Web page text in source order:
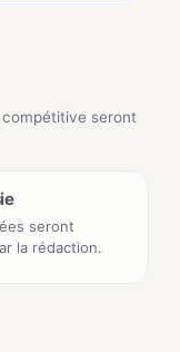
seront
seront
la rédaction.